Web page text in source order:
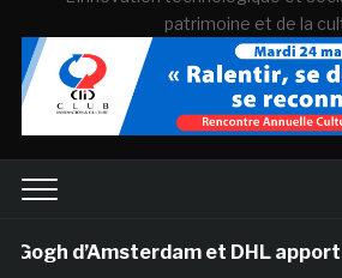
patrimoine et de la
d’Amsterdam et DHL